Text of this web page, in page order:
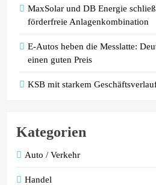
MaxSolar und DB Energie
förderfreie Anlagenkombination
E-Autos heben die Messlatte:
einen guten Preis
KSB mit starkem
Kategorien
Auto / Verkehr
Handel